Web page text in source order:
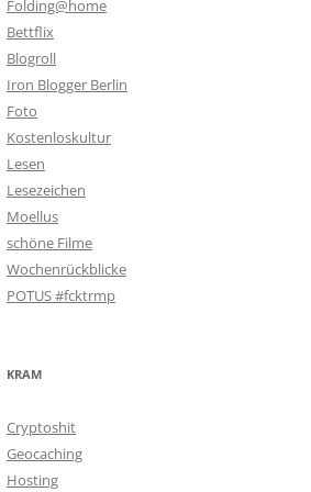
Folding@home
Bettflix
Blogroll
Iron Blogger Berlin
Foto
Kostenloskultur
Lesen
Lesezeichen
Moellus
schöne Filme
Wochenrückblicke
POTUS #fcktrmp
KRAM
Cryptoshit
Geocaching
Hosting